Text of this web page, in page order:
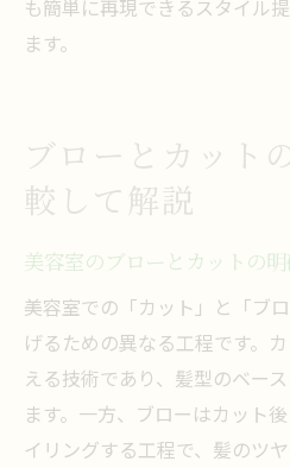
も簡単に再現できるスタイル
ます。
ブローとカット
較して解説
美容室のブローとカットの
美容室での「カット」と「ブ
げるための異なる工程です。
える技術であり、髪型のベー
ます。一方、ブローはカット
イリングする工程で、髪のツ